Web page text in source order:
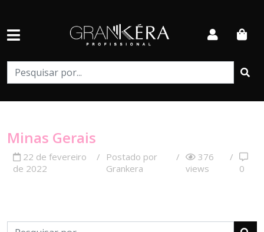
Minas Gerais
22 de fevereiro
de 2022
/
Postado por
Grankera
/
376
views
/
0